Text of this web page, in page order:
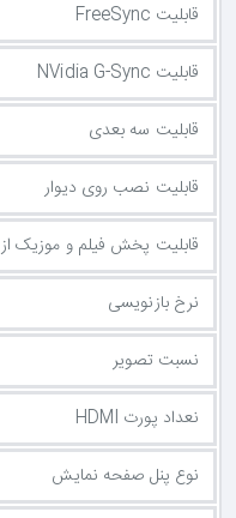
قابلیت FreeSync
قابلیت NVidia G-Sync
قابلیت سه بعدی
قابلیت نصب روی دیوار
قابلیت پخش فیلم و موزیک از USB
نرخ بازنویسی
نسبت تصویر
نعداد پورت HDMI
نوع پنل صفحه نمایش